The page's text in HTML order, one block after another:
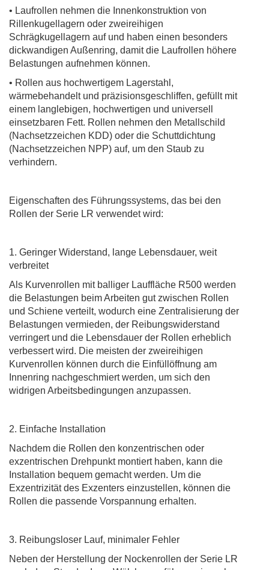
• Laufrollen nehmen die Innenkonstruktion von
Rillenkugellagern oder zweireihigen
Schrägkugellagern auf und haben einen besonders
dickwandigen Außenring, damit die Laufrollen höhere
Belastungen aufnehmen können.
• Rollen aus hochwertigem Lagerstahl,
wärmebehandelt und präzisionsgeschliffen, gefüllt mit
einem langlebigen, hochwertigen und universell
einsetzbaren Fett. Rollen nehmen den Metallschild
(Nachsetzzeichen KDD) oder die Schuttdichtung
(Nachsetzzeichen NPP) auf, um den Staub zu
verhindern.
Eigenschaften des Führungssystems, das bei den
Rollen der Serie LR verwendet wird:
1. Geringer Widerstand, lange Lebensdauer, weit
verbreitet
Als Kurvenrollen mit balliger Lauffläche R500 werden
die Belastungen beim Arbeiten gut zwischen Rollen
und Schiene verteilt, wodurch eine Zentralisierung der
Belastungen vermieden, der Reibungswiderstand
verringert und die Lebensdauer der Rollen erheblich
verbessert wird. Die meisten der zweireihigen
Kurvenrollen können durch die Einfüllöffnung am
Innenring nachgeschmiert werden, um sich den
widrigen Arbeitsbedingungen anzupassen.
2. Einfache Installation
Nachdem die Rollen den konzentrischen oder
exzentrischen Drehpunkt montiert haben, kann die
Installation bequem gemacht werden. Um die
Exzentrizität des Exzenters einzustellen, können die
Rollen die passende Vorspannung erhalten.
3. Reibungsloser Lauf, minimaler Fehler
Neben der Herstellung der Nockenrollen der Serie LR